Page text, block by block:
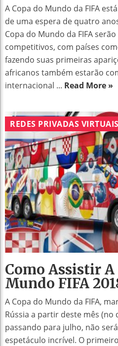
A Copa do Mundo da FIFA
de uma espera de quatro
Copa do Mundo da FIFA
competitivos, com países
fazendo suas primeiras
africanos também estarão
internacional ... Read More »
REDES PRIVADAS VIRTUAIS
Como Assistir A
Mundo FIFA
A Copa do Mundo da FIFA,
Rússia a partir deste mês (no
passando para julho, não
espetáculo incrível. O